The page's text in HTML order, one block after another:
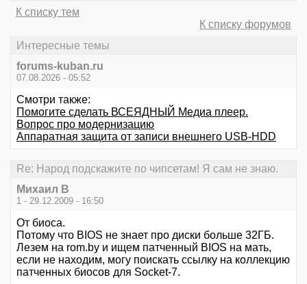
К списку тем
К списку форумов
Интересные темы
forums-kuban.ru
07.08.2026 - 05:52
Смотри также:
Помогите сделать ВСЕЯДНЫЙ Медиа плеер.
Вопрос про модернизацию
Аппаратная защита от записи внешнего USB-HDD
Re: Народ подскажите по чипсетам! Я сам не знаю.
Михаил В
1 - 29.12.2009 - 16:50
От биоса.
Потому что BIOS не знает про диски больше 32ГБ.
Лезем на rom.by и ищем патченный BIOS на мать,
если не находим, могу поискать ссылку на коллекцию
патченных биосов для Socket-7.